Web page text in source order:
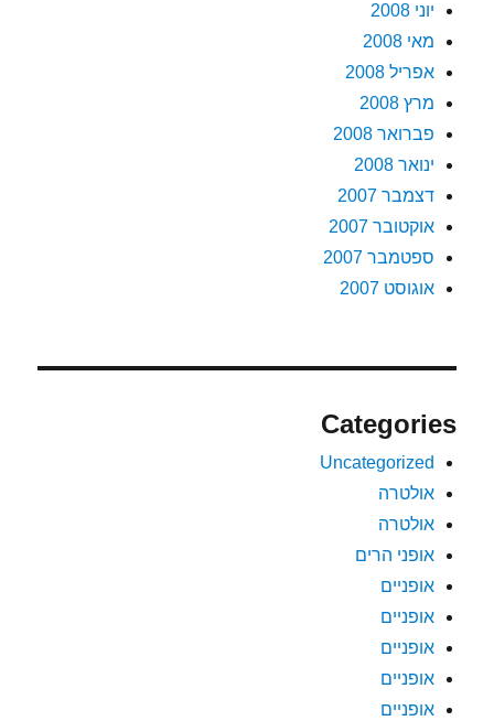
יוני 2008
מאי 2008
אפריל 2008
מרץ 2008
פברואר 2008
ינואר 2008
דצמבר 2007
אוקטובר 2007
ספטמבר 2007
אוגוסט 2007
Categories
Uncategorized
אולטרה
אולטרה
אופני הרים
אופניים
אופניים
אופניים
אופניים
אופניים